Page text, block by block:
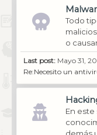
Todo
o
Last post: Mayo 31,
Re:Necesito un
En
demás